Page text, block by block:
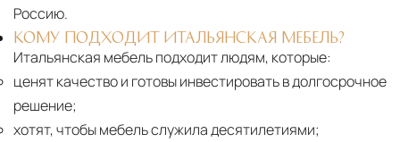
Россию.
КОМУ ПОДХОДИТ ИТАЛЬЯНСКАЯ МЕБЕЛЬ?
Итальянская мебель подходит людям, которые:
ценят качество и готовы инвестировать в долгосрочное
решение;
хотят, чтобы мебель служила десятилетиями;